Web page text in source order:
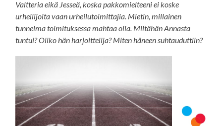
Valtteria eikä Jesseä, koska pakkomielteeni ei koske
urheilijoita vaan urheilutoimittajia. Mietin, millainen
tunnelma toimituksessa mahtaa olla. Miltähän Annasta
tuntui? Oliko hän harjoittelija? Miten häneen suhtauduttiin?